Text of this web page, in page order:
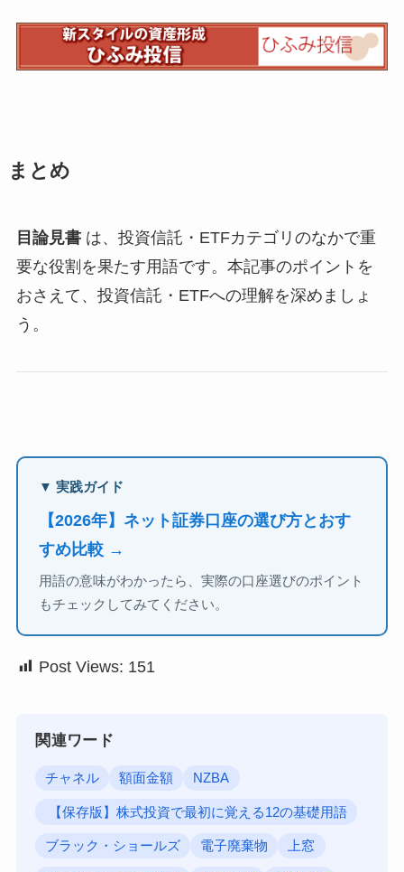
まとめ
目論見書は、投資信託・ETFカテゴリのなかで重
要な役割を果たす用語です。本記事のポイントを
おさえて、投資信託・ETFへの理解を深めましょ
う。
▼ 実践ガイド
【2026年】ネット証券口座の選び方とおす
すめ比較 →
用語の意味がわかったら、実際の口座選びのポイント
もチェックしてみてください。
Post Views: 151
関連ワード
チャネル 額面金額 NZBA
【保存版】株式投資で最初に覚える12の基礎用語
ブラック・ショールズ 電子廃棄物 上窓